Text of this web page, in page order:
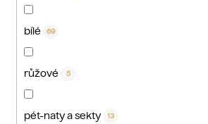
bílé 69
růžové 5
pét-naty a sekty 13